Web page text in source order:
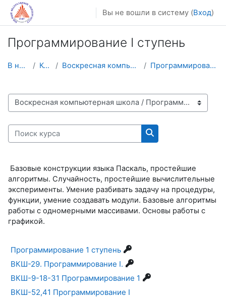
Перейти к основному содержанию
Вы не вошли в систему (Вход)
Программирование I ступень
В начало Курсы Воскресная компьютерная школа Программирование I ступень
Категории курсов
Поиск курса
Поиск курса
Базовые конструкции языка Паскаль, простейшие
алгоритмы. Случайность, простейшие вычислительные
эксперименты. Умение разбивать задачу на процедуры,
функции, умение создавать модули. Базовые алгоритмы
работы с одномерными массивами. Основы работы с
графикой.
Программирование 1 ступень
ВКШ-29. Программирование I.
ВКШ-9-18-31 Программирование 1
ВКШ-52,41 Программирование I